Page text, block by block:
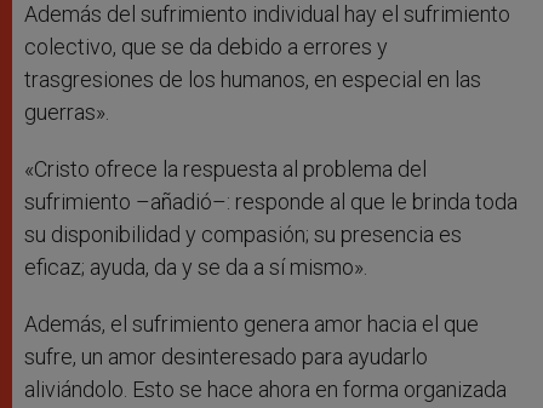
Además del sufrimiento individual hay el sufrimiento
colectivo, que se da debido a errores y
trasgresiones de los humanos, en especial en las
guerras».
«Cristo ofrece la respuesta al problema del
sufrimiento –añadió–: responde al que le brinda toda
su disponibilidad y compasión; su presencia es
eficaz; ayuda, da y se da a sí mismo».
Además, el sufrimiento genera amor hacia el que
sufre, un amor desinteresado para ayudarlo
aliviándolo. Esto se hace ahora en forma organizada